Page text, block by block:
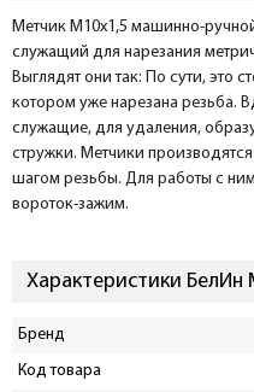
Метчик М10х1,5 машинно-
служащий для нарезания
Выглядят они так: По сути, это
котором уже нарезана резьба.
служащие, для удаления,
стружки. Метчики
шагом резьбы. Для работы с
вороток-зажим.
Характеристики
Бренд
Код товара